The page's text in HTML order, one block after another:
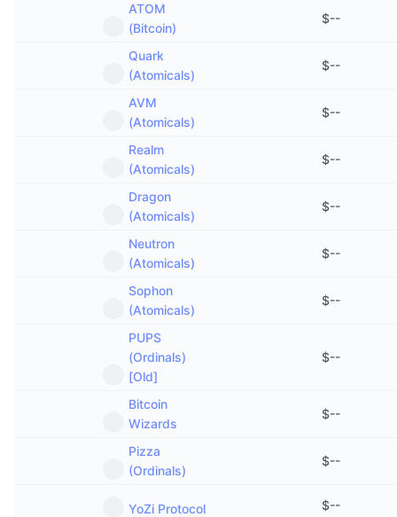
ATOM
(Bitcoin)
$--
Quark
(Atomicals)
$--
AVM
(Atomicals)
$--
Realm
(Atomicals)
$--
Dragon
(Atomicals)
$--
Neutron
(Atomicals)
$--
Sophon
(Atomicals)
$--
PUPS
(Ordinals)
[Old]
$--
Bitcoin
Wizards
$--
Pizza
(Ordinals)
$--
YoZi Protocol $--